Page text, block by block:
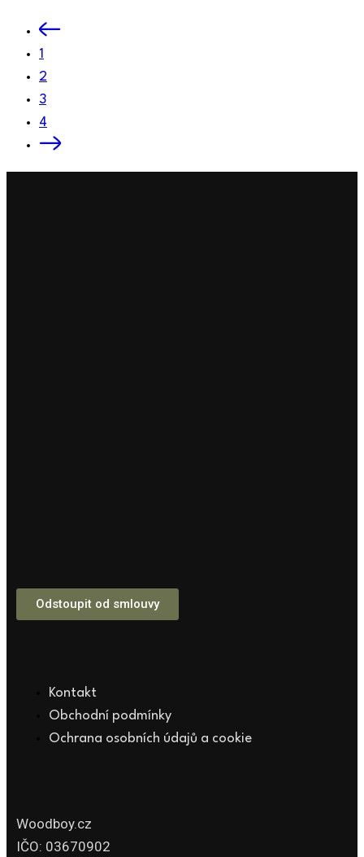
1
2
3
4
Odstoupit od smlouvy
Kontakt
Obchodní podmínky
Ochrana osobních údajů a cookie
Woodboy.cz
IČO: 03670902